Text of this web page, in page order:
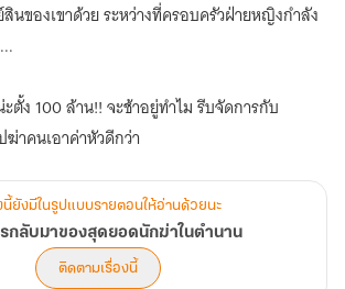
นของเขาด้วย ระหว่างที่ครอบครัวฝ่ายหญิงกำลัง
ะตั้ง 100 ล้าน!! จะช้าอยู่ทำไม รีบจัดการกับ
าคนเอาค่าหัวดีกว่า
นี้ยังมีในรูปแบบรายตอนให้อ่านด้วยนะ
กลับมาของสุดยอดนักฆ่าในตำนาน
ติดตามเรื่องนี้